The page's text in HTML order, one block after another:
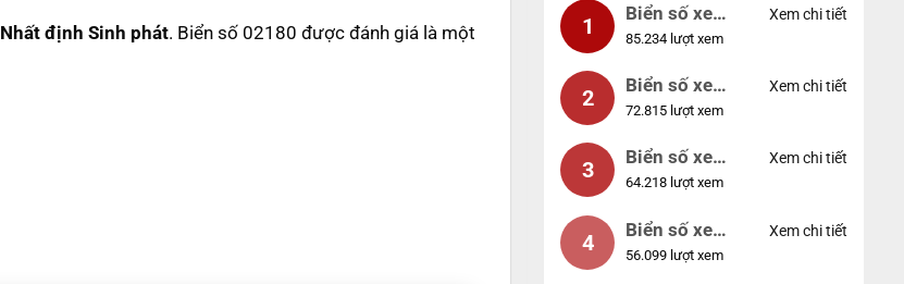
Nhất định Sinh phát. Biển số 02180 được đánh giá là một
1
Biển số xe
99999
85.234 lượt xem
Xem chi tiết
2
Biển số xe
04953
72.815 lượt xem
Xem chi tiết
3
Biển số xe
88888
64.218 lượt xem
Xem chi tiết
4
Biển số xe
12345
56.099 lượt xem
Xem chi tiết